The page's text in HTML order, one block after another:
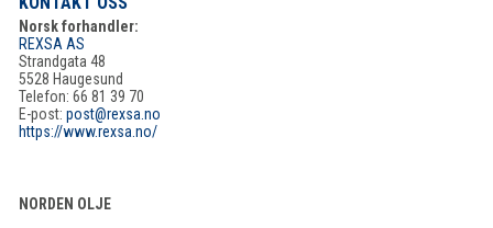
Norsk forhandler:
REXSA AS
Strandgata 48
5528 Haugesund
Telefon: 66 81 39 70
E-post: post@rexsa.no
https://www.rexsa.no/
NORDEN OLJE